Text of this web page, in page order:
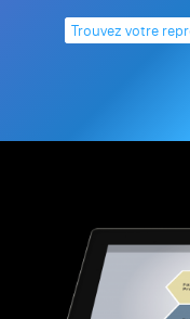
Trouvez votre